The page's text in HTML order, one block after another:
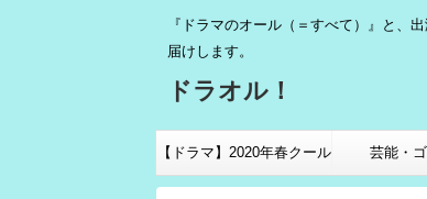
『ドラマのオール（＝すべて）』と、
届けします。
ドラオル！
【ドラマ】2020年春クール 芸能・